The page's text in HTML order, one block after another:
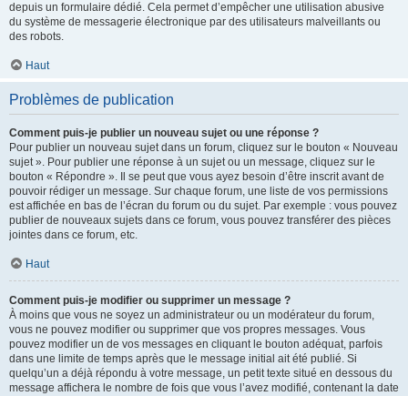
depuis un formulaire dédié. Cela permet d’empêcher une utilisation abusive
du système de messagerie électronique par des utilisateurs malveillants ou
des robots.
Haut
Problèmes de publication
Comment puis-je publier un nouveau sujet ou une réponse ?
Pour publier un nouveau sujet dans un forum, cliquez sur le bouton « Nouveau
sujet ». Pour publier une réponse à un sujet ou un message, cliquez sur le
bouton « Répondre ». Il se peut que vous ayez besoin d’être inscrit avant de
pouvoir rédiger un message. Sur chaque forum, une liste de vos permissions
est affichée en bas de l’écran du forum ou du sujet. Par exemple : vous pouvez
publier de nouveaux sujets dans ce forum, vous pouvez transférer des pièces
jointes dans ce forum, etc.
Haut
Comment puis-je modifier ou supprimer un message ?
À moins que vous ne soyez un administrateur ou un modérateur du forum,
vous ne pouvez modifier ou supprimer que vos propres messages. Vous
pouvez modifier un de vos messages en cliquant le bouton adéquat, parfois
dans une limite de temps après que le message initial ait été publié. Si
quelqu’un a déjà répondu à votre message, un petit texte situé en dessous du
message affichera le nombre de fois que vous l’avez modifié, contenant la date